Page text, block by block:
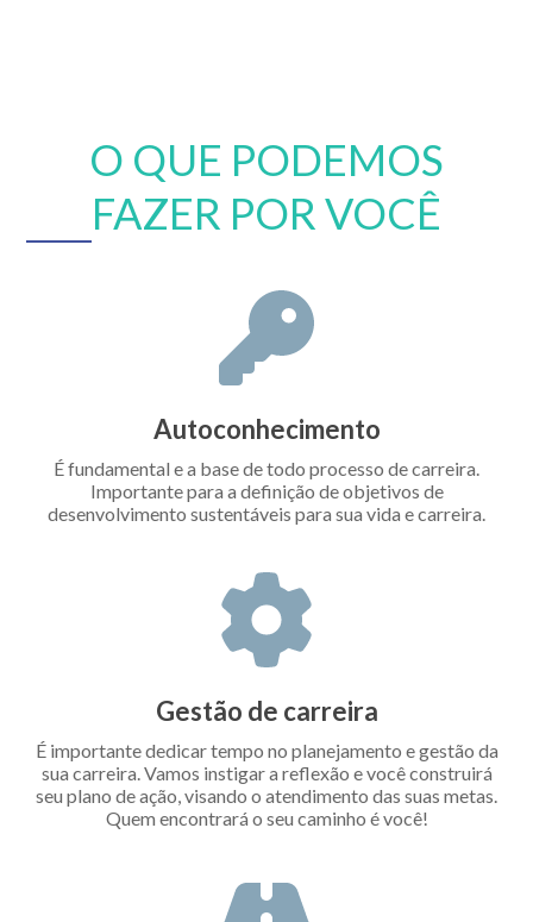
O QUE PODEMOS
FAZER POR VOCÊ
Autoconhecimento
É fundamental e a base de todo processo de carreira.
Importante para a definição de objetivos de
desenvolvimento sustentáveis para sua vida e carreira.
Gestão de carreira
É importante dedicar tempo no planejamento e gestão da
sua carreira. Vamos instigar a reflexão e você construirá
seu plano de ação, visando o atendimento das suas metas.
Quem encontrará o seu caminho é você!